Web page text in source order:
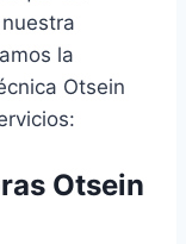
la
Otsein
Otsein